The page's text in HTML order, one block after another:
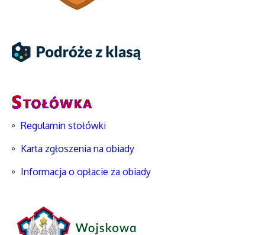
Regulamin stołówki
Karta zgłoszenia na obiady
Informacja o opłacie za obiady